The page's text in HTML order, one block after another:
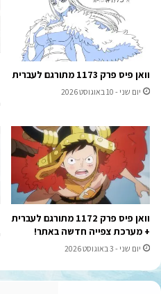
וואן פיס פרק 1173 מתורגם לעברית
יום שני - 10 באוגוסט 2026
וואן פיס פרק 1172 מתורגם לעברית
+ מערכת צפייה חדשה באתר!
יום שני - 3 באוגוסט 2026